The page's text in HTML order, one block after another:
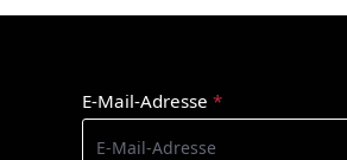
E-Mail-Adresse *